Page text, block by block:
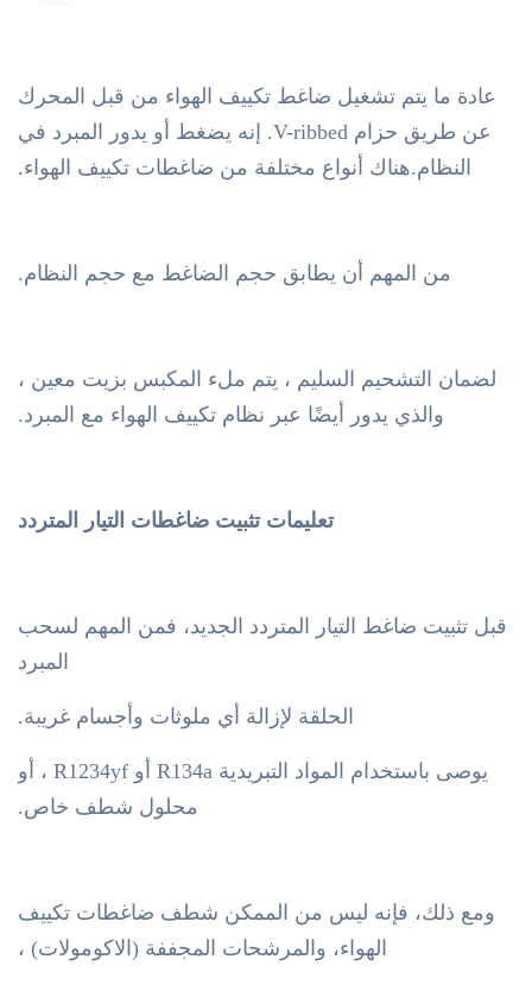
عادة ما يتم تشغيل ضاغط تكييف الهواء من قبل المحرك
عن طريق حزام V-ribbed. إنه يضغط أو يدور المبرد في
النظام.هناك أنواع مختلفة من ضاغطات تكييف الهواء.
من المهم أن يطابق حجم الضاغط مع حجم النظام.
لضمان التشحيم السليم ، يتم ملء المكبس بزيت معين ،
والذي يدور أيضًا عبر نظام تكييف الهواء مع المبرد.
تعليمات تثبيت ضاغطات التيار المتردد
قبل تثبيت ضاغط التيار المتردد الجديد، فمن المهم لسحب
المبرد
الحلقة لإزالة أي ملوثات وأجسام غريبة.
يوصى باستخدام المواد التبريدية R134a أو R1234yf ، أو
محلول شطف خاص.
ومع ذلك، فإنه ليس من الممكن شطف ضاغطات تكييف
الهواء، والمرشحات المجففة (الاكومولات) ،